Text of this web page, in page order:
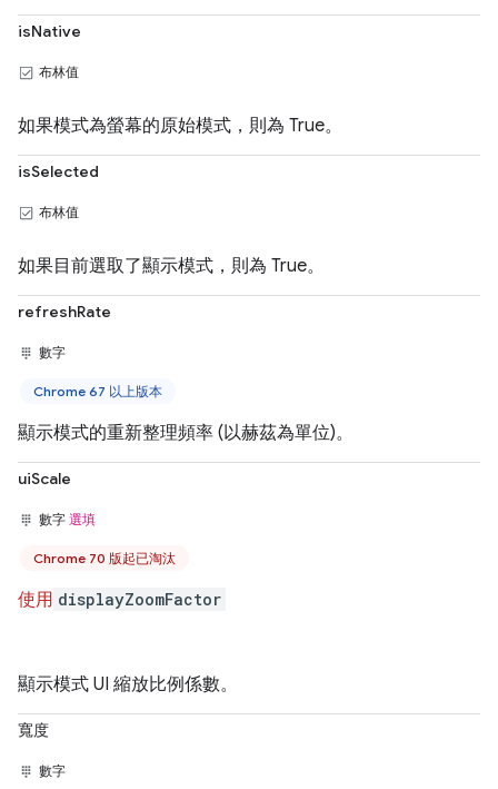
isNative
布林值
如果模式為螢幕的原始模式，則為 True。
isSelected
布林值
如果目前選取了顯示模式，則為 True。
refreshRate
數字
Chrome 67 以上版本
顯示模式的重新整理頻率 (以赫茲為單位)。
uiScale
數字 選填
Chrome 70 版起已淘汰
使用 displayZoomFactor
顯示模式 UI 縮放比例係數。
寬度
數字